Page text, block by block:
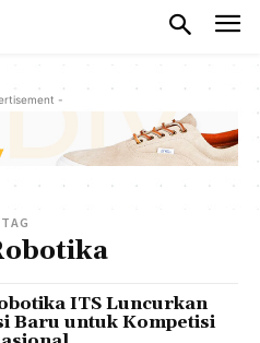
-
TAG
ITS Luncurkan
Baru untuk Kompetisi